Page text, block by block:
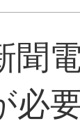
聞
必